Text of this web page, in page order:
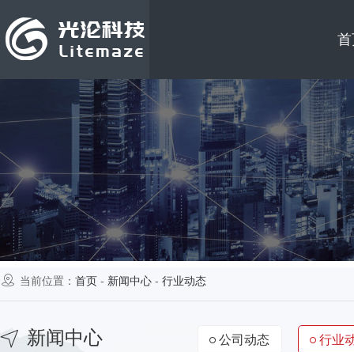
当前位置： 首页 - 新闻中心 - 行业动态
新闻中心 公司动态 行业